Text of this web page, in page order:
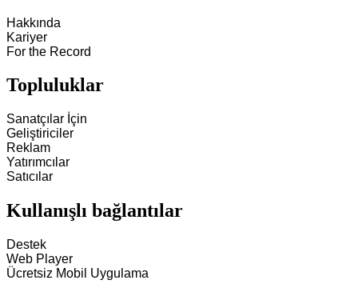
Hakkında
Kariyer
For the Record
Topluluklar
Sanatçılar İçin
Geliştiriciler
Reklam
Yatırımcılar
Satıcılar
Kullanışlı bağlantılar
Destek
Web Player
Ücretsiz Mobil Uygulama